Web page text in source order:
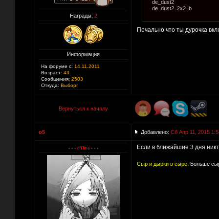
Награды: 2
Информация
На форуме с: 14.11.2011
Возраст: 43
Сообщения: 2503
Откуда: Выборг
de_dust2
de_dust2_2x2_b
Печально что ты дурочка
Вернуться к началу
o5 Добавлено: Сб Апр 11, 2015
Если в ближайшие 3 дня
Сыр и дырки в сыре: Больше